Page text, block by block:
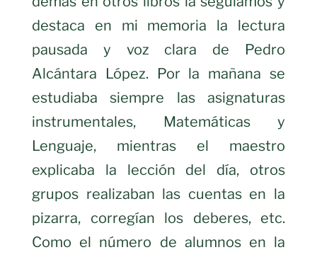
destaca en mi memoria la lectura
pausada y voz clara de Pedro
Alcántara López. Por la mañana se
estudiaba siempre las asignaturas
instrumentales, Matemáticas y
Lenguaje, mientras el maestro
explicaba la lección del día, otros
grupos realizaban las cuentas en la
pizarra, corregían los deberes, etc.
Como el número de alumnos en la